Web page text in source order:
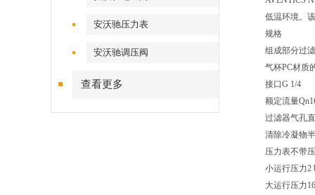
安沃驰压力表
安沃驰调压阀
查看更多
低温环境。
规格
组成部分过
气杯PC材质
接口G 1/4
额定流量
过滤器气孔
清除冷凝物
压力表不带
小运行压力2
大运行压力